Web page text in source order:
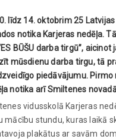
līdz 14. oktobrim 25
notika Karjeras nedēļa.
BŪŠU darba tirgū”, aicinot
mūsdienu darba tirgu, tā
piedāvājumu. Pirmo
notika arī Smiltenes
vidusskolā Karjeras
mācību stundu, kuras laikā
plakātus ar savām